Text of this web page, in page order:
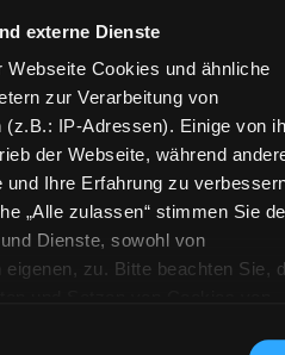
externe Dienste
Cookies und ähnliche
zur Verarbeitung von
(z.B.: IP-Adressen). Einige von
der Webseite, während
und Ihre Erfahrung zu
„Alle zulassen“ stimmen Sie
Dienste, sowohl von
zu. Bitte beachten Sie,
ausblenden
digital